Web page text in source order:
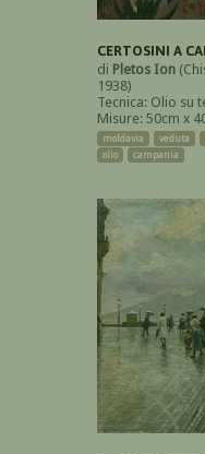
CERTOSINI A
di Pletos Ion
1938)
Tecnica: Olio su
Misure: 50cm x
moldavia veduta
olio
campania